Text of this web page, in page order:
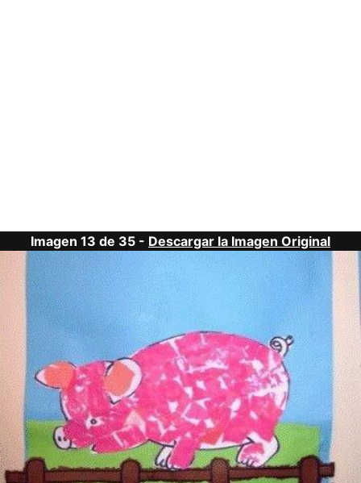
Imagen 13 de 35 - Descargar la Imagen Original